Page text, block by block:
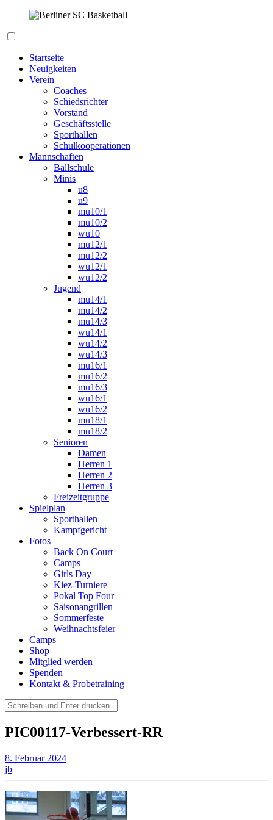
springen
Startseite
Neuigkeiten
Verein
Coaches
Schiedsrichter
Vorstand
Geschäftsstelle
Sporthallen
Schulkooperationen
Mannschaften
Ballschule
Minis
u8
u9
mu10/1
mu10/2
wu10
mu12/1
mu12/2
wu12/1
wu12/2
Jugend
mu14/1
mu14/2
mu14/3
wu14/1
wu14/2
wu14/3
mu16/1
mu16/2
mu16/3
wu16/1
wu16/2
mu18/1
mu18/2
Senioren
Damen
Herren 1
Herren 2
Herren 3
Freizeitgruppe
Spielplan
Sporthallen
Kampfgericht
Fotos
Back On Court
Camps
Girls Day
Kiez-Turniere
Pokal Top Four
Saisonangrillen
Sommerfeste
Weihnachtsfeier
Camps
Shop
Mitglied werden
Spenden
Kontakt & Probetraining
Suchen
nach:
PIC00117-Verbessert-RR
8. Februar 2024
jb